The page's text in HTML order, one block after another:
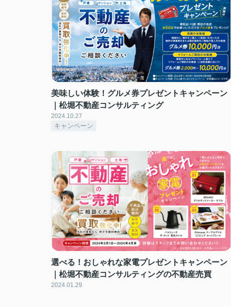
美味しい体験！グルメ券プレゼントキャンペーン
｜松堀不動産コンサルティング
2024.10.27
キャンペーン
選べる！おしゃれな家電プレゼントキャンペーン
｜松堀不動産コンサルティングの不動産売買
2024.01.29